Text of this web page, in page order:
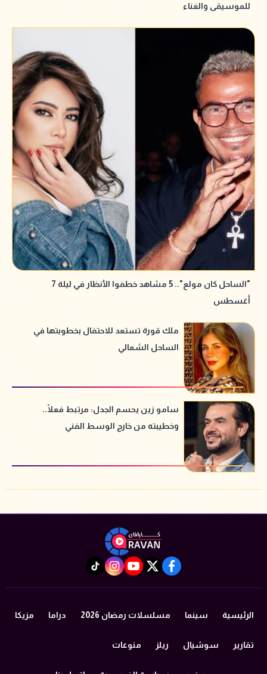
للموسيقى والغناء
"الساحل كان مولع".. 5 مشاهد خطفوا الأنظار في ليلة 7
أغسطس
ملك قورة تستعد للاحتفال بخطوبتها في
الساحل الشمالي
سامو زين يحسم الجدل: مرتبط فعلًا..
وخطيبته من خارج الوسط الفني
facebook
twitter
youtube
instagram
tiktok
الرئيسية سينما مسلسلات رمضان 2026 دراما مزيكا
تقارير سوشيال ريلز منوعات